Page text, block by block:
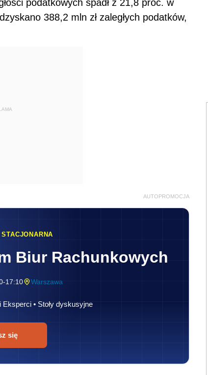
podatkowych spadł z 21,8 proc. w
388,2 mln zł zaległych podatków,
AUTOPROMOCJA
Biur Rachunkowych
17:10 Warszawa
• Stoły dyskusyjne
się